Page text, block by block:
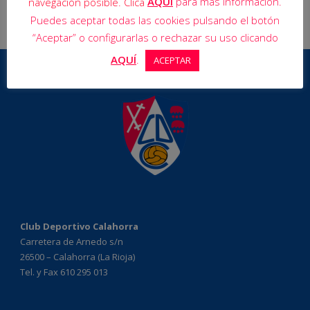
Club Deportivo Calahorra
Carretera de Arnedo s/n
26500 – Calahorra (La Rioja)
Tel. y Fax 610 295 013
Puedes aceptar todas las cookies pulsando el botón
“Aceptar” o configurarlas o rechazar su uso clicando
AQUÍ. ACEPTAR